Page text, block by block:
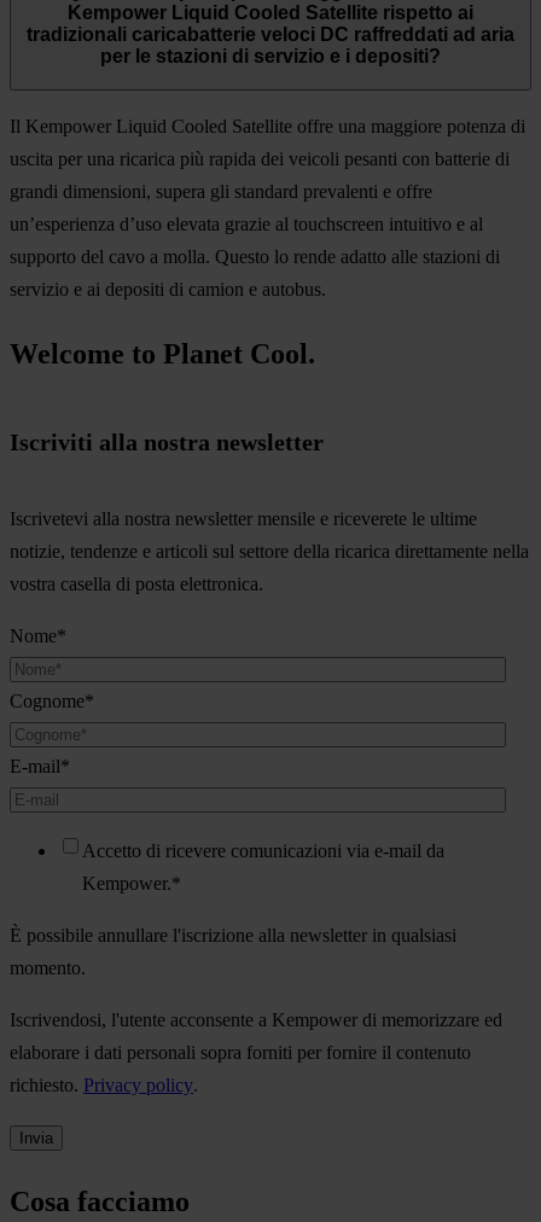
Kempower Liquid Cooled Satellite rispetto ai
tradizionali caricabatterie veloci DC raffreddati ad aria
per le stazioni di servizio e i depositi?
Il Kempower Liquid Cooled Satellite offre una maggiore potenza di
uscita per una ricarica più rapida dei veicoli pesanti con batterie di
grandi dimensioni, supera gli standard prevalenti e offre
un’esperienza d’uso elevata grazie al touchscreen intuitivo e al
supporto del cavo a molla. Questo lo rende adatto alle stazioni di
servizio e ai depositi di camion e autobus.
Welcome to Planet Cool.
Iscriviti alla nostra newsletter
Iscrivetevi alla nostra newsletter mensile e riceverete le ultime
notizie, tendenze e articoli sul settore della ricarica direttamente nella
vostra casella di posta elettronica.
Nome*
Cognome*
E-mail*
Accetto di ricevere comunicazioni via e-mail da
Kempower.*
È possibile annullare l'iscrizione alla newsletter in qualsiasi
momento.
Iscrivendosi, l'utente acconsente a Kempower di memorizzare ed
elaborare i dati personali sopra forniti per fornire il contenuto
richiesto. Privacy policy.
Cosa facciamo